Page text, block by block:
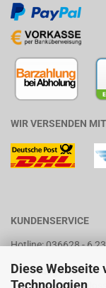
Diese Webseite
Technologien
WIR VERSENDEN MIT
KUNDENSERVICE
Hotline: 036628 - 6
Öffnungszeiten:
Montags